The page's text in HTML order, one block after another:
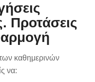
Προτάσεις
καθημερινών
να: